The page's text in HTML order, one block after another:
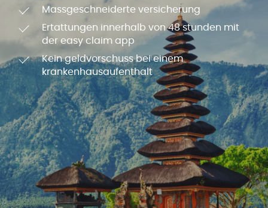
Massgeschneiderte versicherung
Ertattungen innerhalb von 48 stunden mit
der easy claim app
Kein geldvorschuss bei einem
krankenhausaufenthalt